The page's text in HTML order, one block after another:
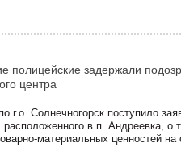
полицейские задержали
центра
Солнечногорск поступило
расположенного в п. Андреевка, о
материальных ценностей